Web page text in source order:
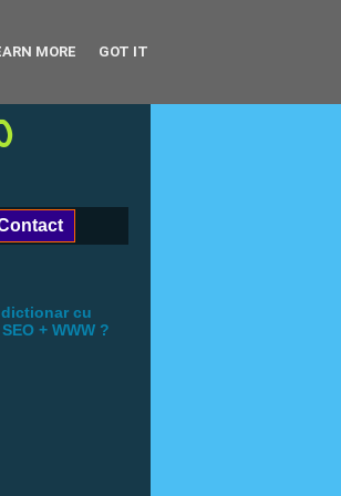
cu
+ WWW ?
MORE GOT IT